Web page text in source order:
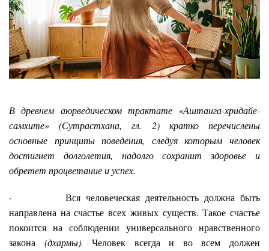
В древнем аюрведическом трактате «Аштанга-хридайе-
самхите» (Сутрастхана, гл. 2) кратко перечислены
основные принципы поведения, следуя которым человек
достигнет долголетия, надолго сохранит здоровье и
обретет процветание и успех.
· Вся человеческая деятельность должна быть
направлена на счастье всех живых существ. Такое счастье
покоится на соблюдении универсального нравственного
закона (дхармы). Человек всегда и во всем должен